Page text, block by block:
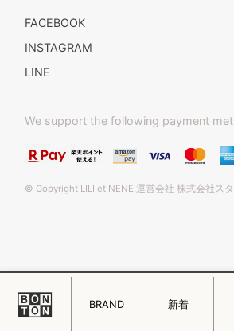
BRAND 新着
FACEBOOK
INSTAGRAM
LINE
We support the following payment
© Copyright LILI et NENE.運営会社 株式会社ス
このページをPC用に切り